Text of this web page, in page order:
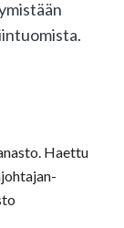
Haettu